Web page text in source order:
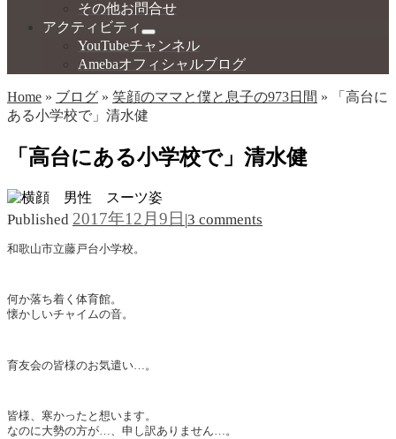
その他お問合せ
アクティビティ
YouTubeチャンネル
Amebaオフィシャルブログ
Home » ブログ » 笑顔のママと僕と息子の973日間 »
「高台に
ある小学校で」清水健
「高台にある小学校で」清水健
Published 2017年12月9日 |3 comments
和歌山市立藤戸台小学校。
何か落ち着く体育館。
懐かしいチャイムの音。
育友会の皆様のお気遣い…。
皆様、寒かったと想います。
なのに大勢の方が…、申し訳ありません…。